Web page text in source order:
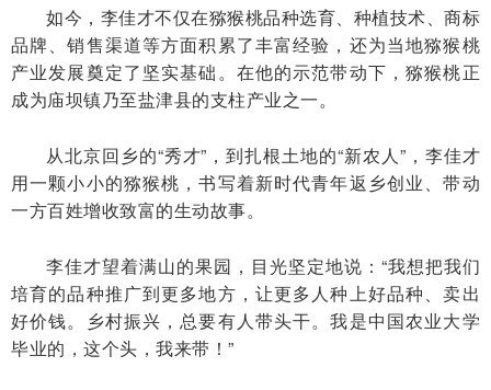
如今，李佳才不仅在猕猴桃品种选育、种植技术、商标
品牌、销售渠道等方面积累了丰富经验，还为当地猕猴桃
产业发展奠定了坚实基础。在他的示范带动下，猕猴桃正
成为庙坝镇乃至盐津县的支柱产业之一。
从北京回乡的“秀才”，到扎根土地的“新农人”，李佳才
用一颗小小的猕猴桃，书写着新时代青年返乡创业、带动
一方百姓增收致富的生动故事。
李佳才望着满山的果园，目光坚定地说：“我想把我们
培育的品种推广到更多地方，让更多人种上好品种、卖出
好价钱。乡村振兴，总要有人带头干。我是中国农业大学
毕业的，这个头，我来带！”